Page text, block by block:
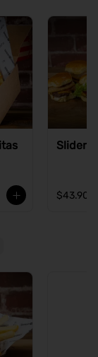
Sliders
$43.900